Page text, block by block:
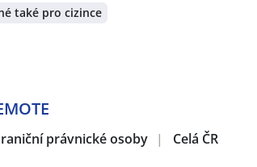
také pro cizince
právnické osoby | Celá ČR